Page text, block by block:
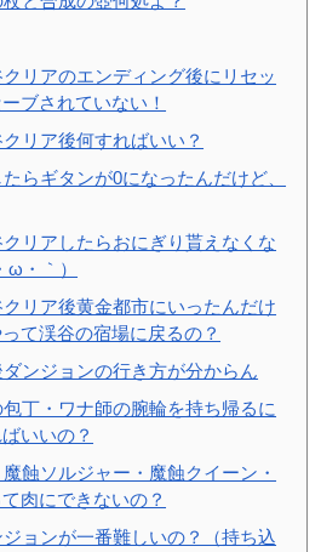
リアのエンディング後にリセッ
ブされていない！
リア後何すればいい？
らギタンが0になったんだけど、
リアしたらおにぎり貰えなくな
ω・｀）
リア後黄金都市にいったんだけ
て渓谷の宿場に戻るの？
ンジョンの行き方が分からん
丁・ワナ師の腕輪を持ち帰るに
いいの？
蝕ソルジャー・魔蝕クイーン・
肉にできないの？
ョンが一番難しいの？（持ち込